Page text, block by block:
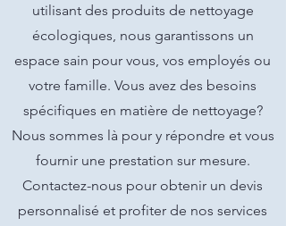
utilisant des produits de nettoyage
écologiques, nous garantissons un
espace sain pour vous, vos employés ou
votre famille. Vous avez des besoins
spécifiques en matière de nettoyage?
Nous sommes là pour y répondre et vous
fournir une prestation sur mesure.
Contactez-nous pour obtenir un devis
personnalisé et profiter de nos services